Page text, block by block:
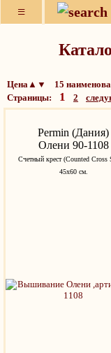
≡
Цена▲▼ 15
Страницы: 1 2
Permin (Дания)
Олени 90-1108
Счетный крест (Counted Cross
45х60 см.